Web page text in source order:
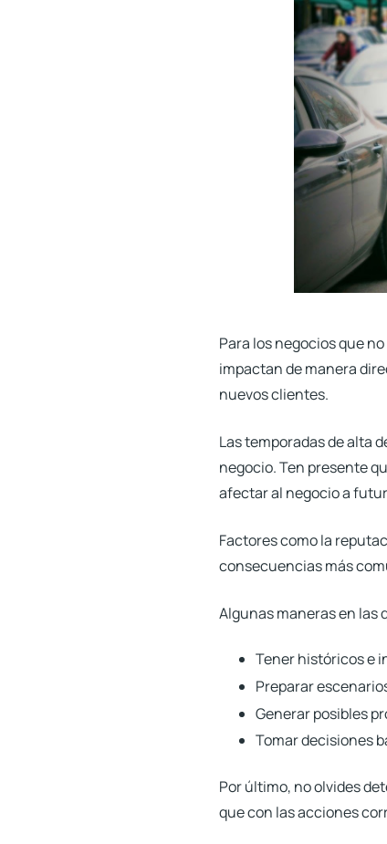
Para los negocios que
impactan de manera
nuevos clientes.
Las temporadas de alta
negocio.Ten presente
afectar al negocio a
Factores como la
consecuencias más
Algunas maneras en las
Tener históricos e
Preparar
Generar posibles
Tomar decisiones
Por último, no olvides
que con las acciones